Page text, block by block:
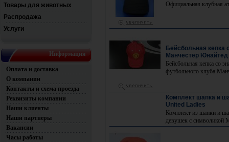
Товары для животных
Распродажа
Услуги
Информация
Оплата и доставка
О компании
Контакты и схема проезда
Реквизиты компании
Наши клиенты
Наши партнеры
Вакансии
Часы работы
Официальная клубная
Бейсбольная кепка
Манчестер Юнайтед
Бейсбольная кепка со
футбольного клуба
Комплект шапка и
United Ladies
Комплект из шапки и
девушек с символикой